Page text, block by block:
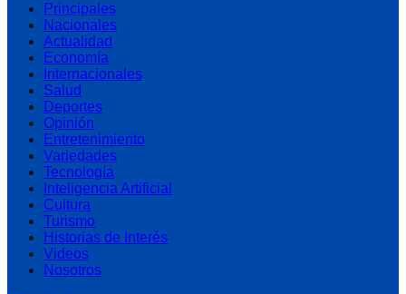
Principales
Nacionales
Actualidad
Economía
Internacionales
Salud
Deportes
Opinión
Entretenimiento
Variedades
Tecnología
Inteligencia Artificial
Cultura
Turismo
Historias de Interés
Videos
Nosotros